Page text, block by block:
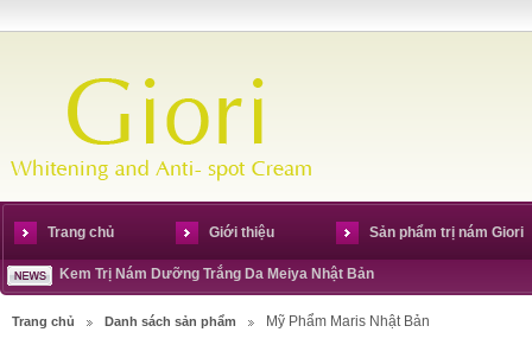
Trang chủ Giới thiệu Sản phẩm trị nám Giori
Kem Trị Nám Dưỡng Trắng Da Meiya Nhật Bản
Trang chủ Danh sách sản phẩm
Mỹ Phẩm Maris Nhật Bản